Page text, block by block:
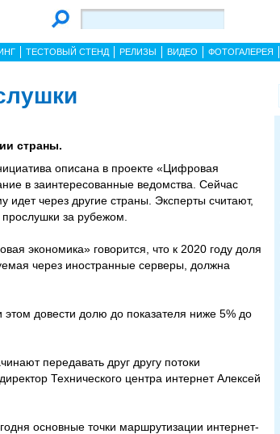
ТЕСТОВЫЙ СТЕНД РЕЛИЗЫ ВИДЕО ФОТОГАЛЕРЕЯ
страны.
описана в проекте «Цифровая
в заинтересованные ведомства. Сейчас
идет через другие страны. Эксперты считают,
за рубежом.
экономика» говорится, что к 2020 году доля
через иностранные серверы, должна
этом довести долю до показателя ниже 5% до
передавать друг другу потоки
Технического центра интернет Алексей
основные точки маршрутизации интернет-